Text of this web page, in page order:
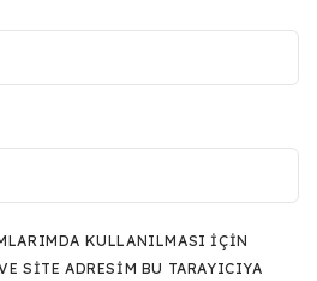
KULLANILMASI IÇIN
SITE ADRESIM BU TARAYICIYA